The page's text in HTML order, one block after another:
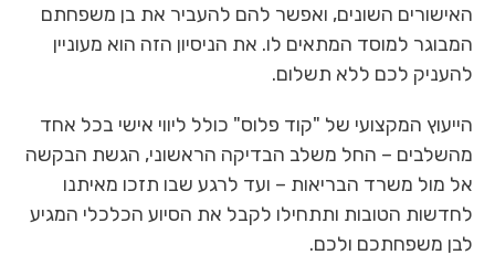
האישורים השונים, ואפשר להם להעביר את בן משפחתם
המבוגר למוסד המתאים לו. את הניסיון הזה הוא מעוניין
להעניק לכם ללא תשלום.
הייעוץ המקצועי של "קוד פלוס" כולל ליווי אישי בכל אחד
מהשלבים – החל משלב הבדיקה הראשוני, הגשת הבקשה
אל מול משרד הבריאות – ועד לרגע שבו תזכו מאיתנו
לחדשות הטובות ותתחילו לקבל את הסיוע הכלכלי המגיע
לבן משפחתכם ולכם.